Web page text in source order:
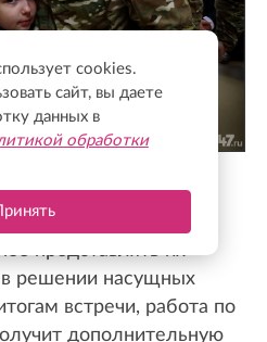
создавалась как
СВО и ветеранских
представлять их
в решении насущных
встречи, работа по
дополнительную
cookies.
сайт, вы даете
данных в
обработки